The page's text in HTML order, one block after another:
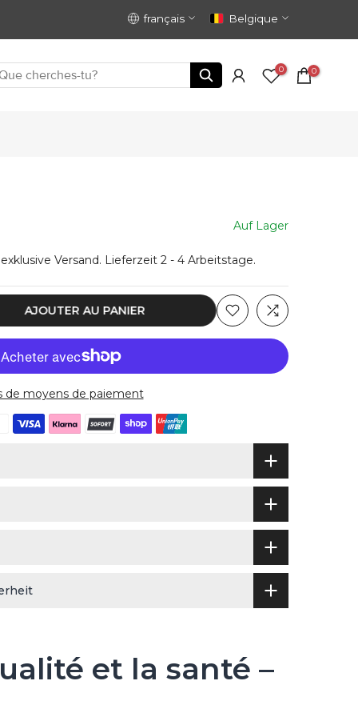
français Belgique
0 0
Auf Lager
Versand. Lieferzeit 2 - 4 Arbeitstage.
AJOUTER AU PANIER
de moyens de paiement
et la santé –